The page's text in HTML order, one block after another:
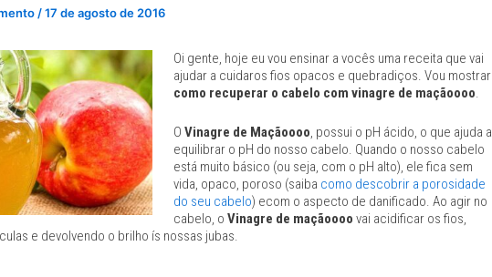
/17 de agosto de 2016
Oi gente, hoje eu vou ensinar a vocês uma receita que vai
ajudar a cuidaros fios opacos e quebradiços. Vou mostrar
como recuperar o cabelo com vinagre de maçãoooo.
O Vinagre de Maçãoooo, possui o pH ácido, o que ajuda a
equilibrar o pH do nosso cabelo. Quando o nosso cabelo
está muito básico (ou seja, com o pH alto), ele fica sem
vida, opaco, poroso (saiba como descobrir a porosidade
do seu cabelo) ecom o aspecto de danificado. Ao agir no
cabelo, o Vinagre de maçãoooo vai acidificar os fios,
e devolvendo o brilho ís nossas jubas.